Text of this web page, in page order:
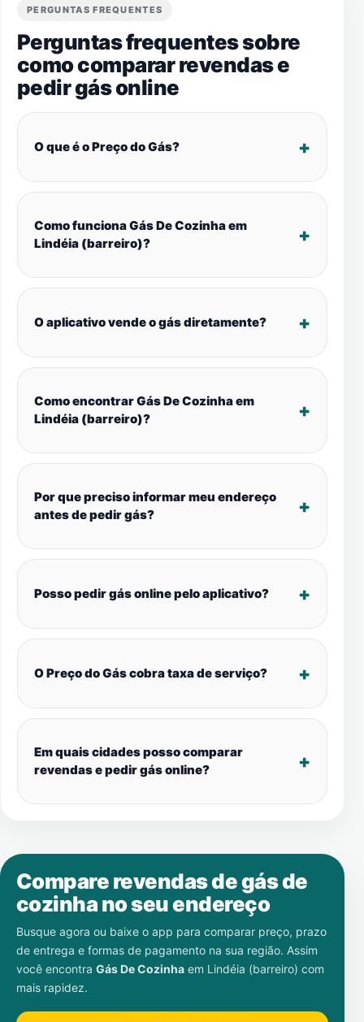
PERGUNTAS FREQUENTES
Perguntas frequentes sobre
como comparar revendas e
pedir gás online
O que é o Preço do Gás?
Como funciona Gás De Cozinha em
Lindéia (barreiro)?
O aplicativo vende o gás diretamente?
Como encontrar Gás De Cozinha em
Lindéia (barreiro)?
Por que preciso informar meu endereço
antes de pedir gás?
Posso pedir gás online pelo aplicativo?
O Preço do Gás cobra taxa de serviço?
Em quais cidades posso comparar
revendas e pedir gás online?
Compare revendas de gás de
cozinha no seu endereço
Busque agora ou baixe o app para comparar preço, prazo
de entrega e formas de pagamento na sua região. Assim
você encontra Gás De Cozinha em Lindéia (barreiro) com
mais rapidez.